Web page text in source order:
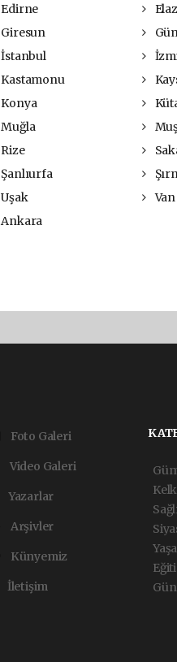
Edirne
Giresun
İstanbul
Kastamonu
Konya
Muğla
Rize
Şanlıurfa
Uşak Van
Ankara
Foto Galeri
Video Galeri
Yazarlar
Arşivler
Künyemiz
İletişim